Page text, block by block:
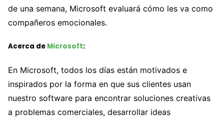
de una semana, Microsoft evaluará cómo les va como
compañeros emocionales.
Acerca de Microsoft:
En Microsoft, todos los días están motivados e
inspirados por la forma en que sus clientes usan
nuestro software para encontrar soluciones creativas
a problemas comerciales, desarrollar ideas